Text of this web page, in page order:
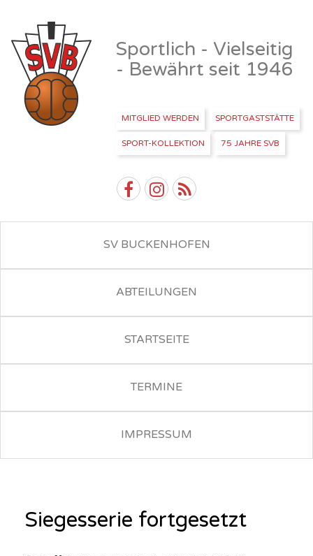
Sportlich - Vielseitig
- Bewährt seit 1946
MITGLIED WERDEN SPORTGASTSTÄTTE
SPORT-KOLLEKTION 75 JAHRE SVB
SV BUCKENHOFEN
ABTEILUNGEN
STARTSEITE
TERMINE
IMPRESSUM
Siegesserie fortgesetzt